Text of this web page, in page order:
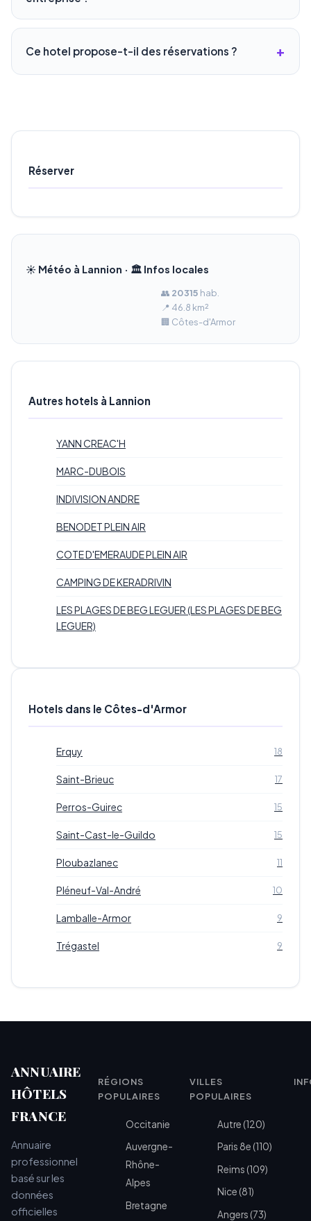
Ce hotel propose-t-il des réservations ?
Réserver
☀️ Météo à Lannion · 🏛️ Infos locales
👥 20 315 hab.
📍 46.8 km²
🏢 Côtes-d'Armor
Autres hotels à Lannion
YANN CREAC'H
MARC-DUBOIS
INDIVISION ANDRE
BENODET PLEIN AIR
COTE D'EMERAUDE PLEIN AIR
CAMPING DE KERADRIVIN
LES PLAGES DE BEG LEGUER (LES PLAGES DE BEG
LEGUER)
Hotels dans le Côtes-d'Armor
Erquy 18
Saint-Brieuc 17
Perros-Guirec 15
Saint-Cast-le-Guildo 15
Ploubazlanec 11
Pléneuf-Val-André 10
Lamballe-Armor 9
Trégastel 9
ANNUAIRE
HÔTELS
FRANCE
Annuaire
professionnel
basé sur les
données
officielles
RÉGIONS
POPULAIRES
Occitanie
Auvergne-
Rhône-
Alpes
Bretagne
VILLES
POPULAIRES
Autre (120)
Paris 8e (110)
Reims (109)
Nice (81)
Angers (73)